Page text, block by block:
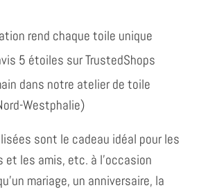
rend chaque toile unique
5 étoiles sur TrustedShops
dans notre atelier de toile
Westphalie)
sont le cadeau idéal pour les
et les amis, etc. à l'occasion
mariage, un anniversaire, la